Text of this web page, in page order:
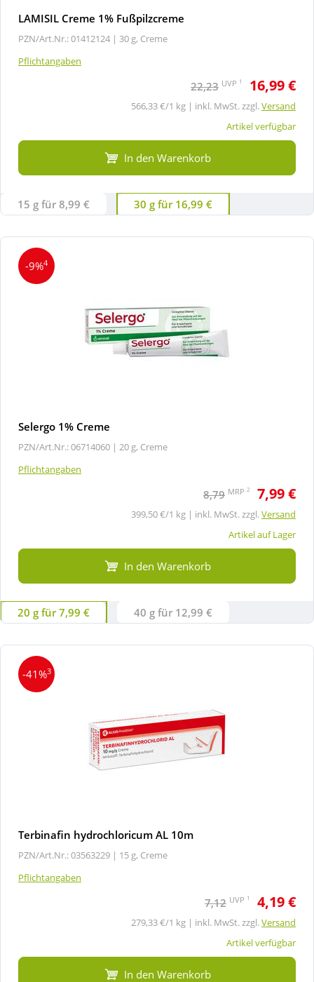
LAMISIL Creme 1% Fußpilzcreme
PZN/Art.Nr.: 01412124 | 30 g, Creme
Pflichtangaben
22,23 UVP 1 16,99 €
566,33 €/1 kg | inkl. MwSt. zzgl.Versand
Artikel verfügbar
In den Warenkorb
15 g für 8,99 € 30 g für 16,99 €
-9%4
Selergo 1% Creme
PZN/Art.Nr.: 06714060 | 20 g, Creme
Pflichtangaben
8,79 MRP 2 7,99 €
399,50 €/1 kg | inkl. MwSt. zzgl.Versand
Artikel auf Lager
In den Warenkorb
20 g für 7,99 € 40 g für 12,99 €
-41%3
Terbinafin hydrochloricum AL 10m
PZN/Art.Nr.: 03563229 | 15 g, Creme
Pflichtangaben
7,12 UVP 1 4,19 €
279,33 €/1 kg | inkl. MwSt. zzgl.Versand
Artikel verfügbar
In den Warenkorb